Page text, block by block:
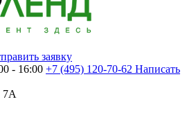
заявку
- 16:00 +7 (495) 120-70-62 Написать
7А